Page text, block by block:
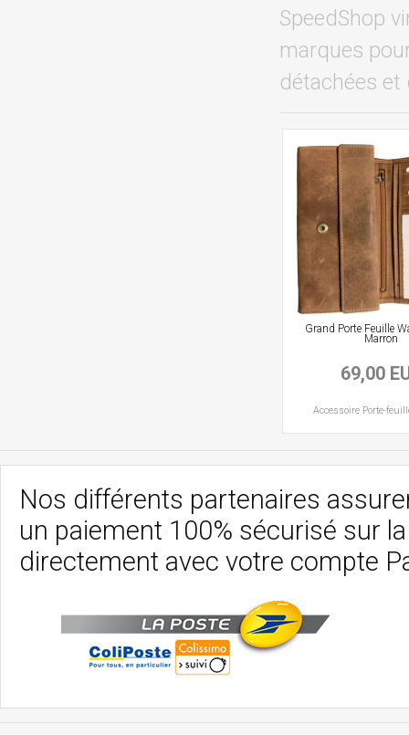
SpeedShop
marques
détachées et
Grand Porte Feuille
Marron
69,00
Accessoire Porte-
Nos différents partenaires
un paiement 100% sécurisé sur
directement avec votre compte